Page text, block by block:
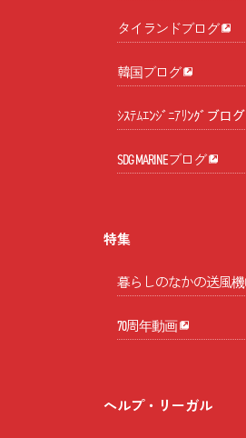
タイランドブログ
韓国ブログ
ｼｽﾃﾑｴﾝｼﾞﾆｱﾘﾝｸﾞブログ
SDG MARINEブログ
特集
暮らしのなかの送風機
70周年動画
ヘルプ・リーガル